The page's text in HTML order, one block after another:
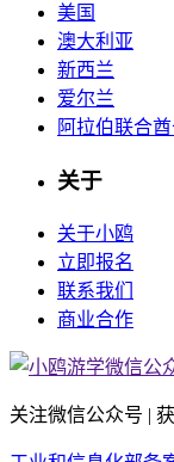
美国
澳大利亚
新西兰
爱尔兰
阿拉伯联合酋
关于
关于小鸥
立即报名
联系我们
商业合作
关注微信公众号 |